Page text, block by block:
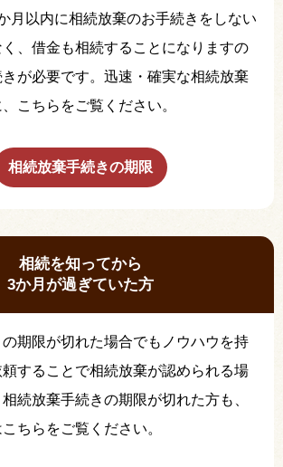
月以内に相続放棄のお手続きをしない
、借金も相続することになりますの
が必要です。迅速・確実な相続放棄
こちらをご覧ください。
相続放棄手続きの期限
相続を知ってから
3か月が過ぎていた方
期限が切れた場合でもノウハウを持
することで相続放棄が認められる場
続放棄手続きの期限が切れた方も、
ちらをご覧ください。